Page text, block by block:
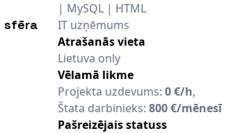
| MySQL | HTML
sfēra IT uzņēmums
Atrašanās vieta
Lietuva only
Vēlamā likme
Projekta uzdevums: 0 €/h,
Štata darbinieks: 800 €/mēnesī
Pašreizējais statuss